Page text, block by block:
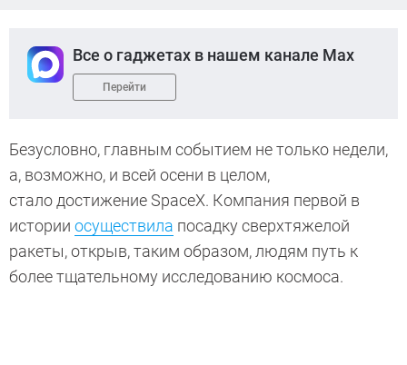
Все о гаджетах в нашем канале Max
Перейти
Безусловно, главным событием не только недели,
а, возможно, и всей осени в целом,
стало достижение SpaceX. Компания первой в
истории осуществила посадку сверхтяжелой
ракеты, открыв, таким образом, людям путь к
более тщательному исследованию космоса.